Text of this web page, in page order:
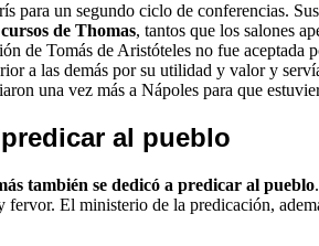
para un segundo ciclo de conferencias.
cursos de Thomas, tantos que los salones
de Tomás de Aristóteles no fue
a las demás por su utilidad y valor y
una vez más a Nápoles para que
al pueblo
también se dedicó a predicar al pueblo
El ministerio de la predicación,